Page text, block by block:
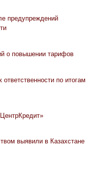
предупреждений
о повышении тарифов
по итогам
выявили в Казахстане